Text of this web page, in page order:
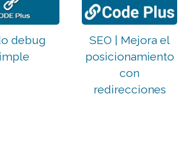
debug
SEO | Mejora el
posicionamiento
con
redirecciones